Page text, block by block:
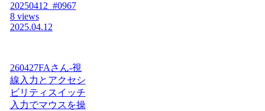
20250412_#0967
8 views
2025.04.12
260427FAさん-視
線入力とアクセシ
ビリティスイッチ
入力でマウスを操